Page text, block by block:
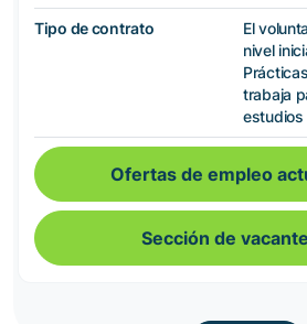
Tipo de contrato
El
nivel
trabaja
estudios
Ofertas de empleo
Sección de